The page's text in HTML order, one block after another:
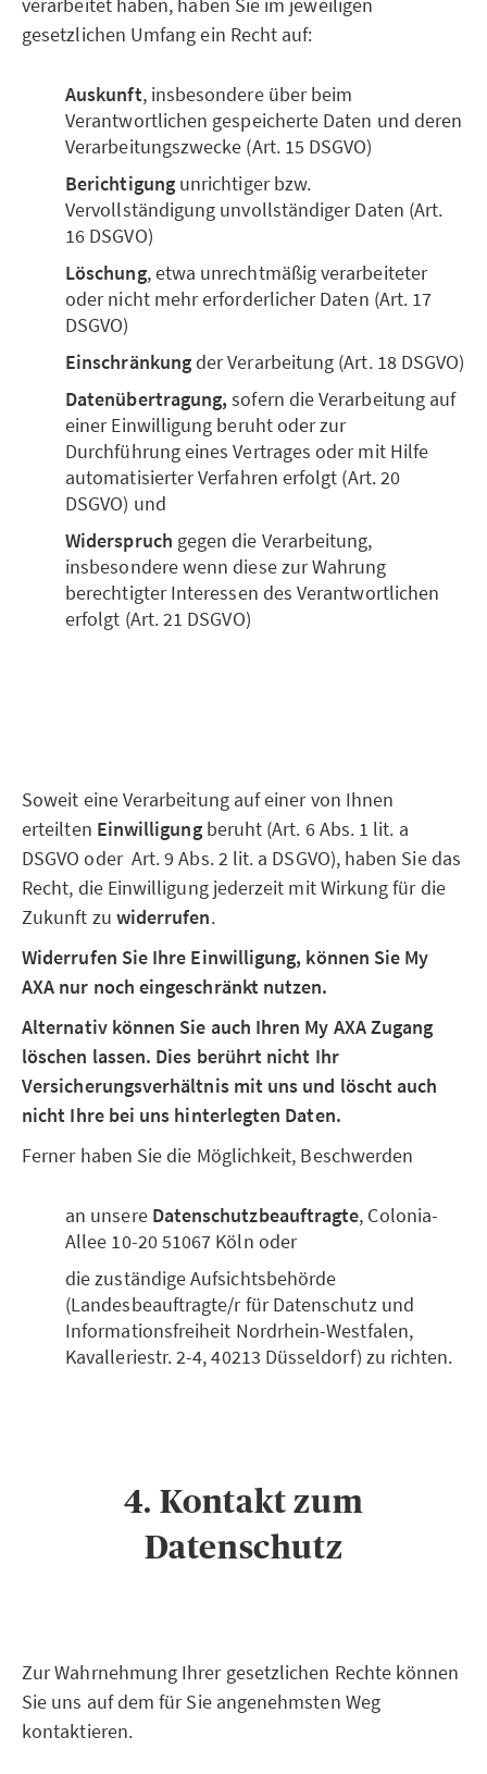
gesetzlichen Umfang ein Recht auf:
Auskunft, insbesondere über beim
Verantwortlichen gespeicherte Daten und deren
Verarbeitungszwecke (Art. 15 DSGVO)
Berichtigungunrichtiger bzw.
Vervollständigung unvollständiger Daten (Art.
16 DSGVO)
Löschung, etwa unrechtmäßig verarbeiteter
oder nicht mehr erforderlicher Daten (Art. 17
DSGVO)
Einschränkungder Verarbeitung (Art. 18 DSGVO)
Datenübertragung,sofern die Verarbeitung auf
einer Einwilligung beruht oder zur
Durchführung eines Vertrages oder mit Hilfe
automatisierter Verfahren erfolgt (Art. 20
DSGVO) und
Widerspruch gegen die Verarbeitung,
insbesondere wenn diese zur Wahrung
berechtigter Interessen des Verantwortlichen
erfolgt (Art. 21 DSGVO)
Soweit eine Verarbeitung auf einer von Ihnen
erteilten Einwilligungberuht (Art. 6 Abs. 1 lit. a
DSGVO oder Art. 9 Abs. 2 lit. a DSGVO), haben Sie das
Recht, die Einwilligung jederzeit mit Wirkung für die
Zukunft zu widerrufen.
Widerrufen Sie Ihre Einwilligung, können Sie My
AXA nur noch eingeschränkt nutzen.
Alternativ können Sie auch Ihren My AXA Zugang
löschen lassen. Dies berührt nicht Ihr
Versicherungsverhältnis mit uns und löscht auch
nicht Ihre bei uns hinterlegten Daten.
Ferner haben Sie die Möglichkeit, Beschwerden
an unsere Datenschutzbeauftragte, Colonia-
Allee 10-20 51067 Köln oder
die zuständige Aufsichtsbehörde
(Landesbeauftragte/r für Datenschutz und
Informationsfreiheit Nordrhein-Westfalen,
Kavalleriestr. 2-4, 40213 Düsseldorf) zu richten.
4. Kontakt zum
Datenschutz
Zur Wahrnehmung Ihrer gesetzlichen Rechte können
Sie uns auf dem für Sie angenehmsten Weg
kontaktieren.